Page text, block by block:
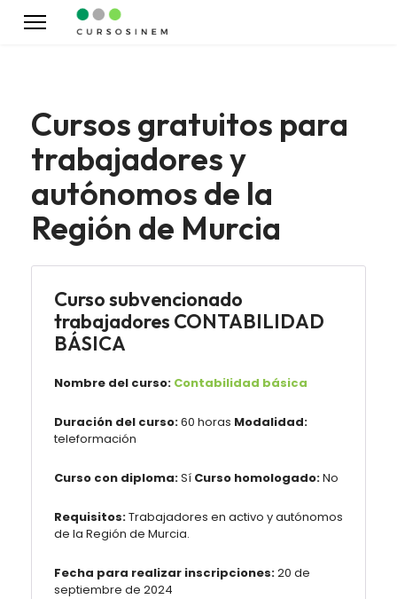
Cursos gratuitos para
trabajadores y
autónomos de la
Región de Murcia
Curso subvencionado
trabajadores CONTABILIDAD
BÁSICA
Nombre del curso: Contabilidad básica
Duración del curso:60 horas Modalidad:
teleformación
Curso con diploma:Sí Curso homologado:No
Requisitos:Trabajadores en activo y autónomos
de la Región de Murcia.
Fecha para realizar inscripciones:20 de
septiembre de 2024